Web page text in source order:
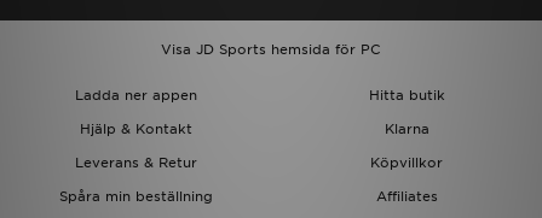
Visa JD Sports hemsida för PC
Ladda ner appen
Hitta butik
Hjälp & Kontakt
Klarna
Leverans & Retur
Köpvillkor
Spåra min beställning
Affiliates